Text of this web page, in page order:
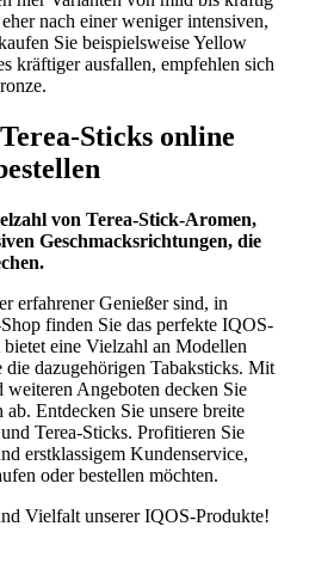
nach einer weniger intensiven,
Sie beispielsweise Yellow
kräftiger ausfallen, empfehlen sich
Sticks online
von Terea-Stick-Aromen,
Geschmacksrichtungen, die
erfahrener Genießer sind, in
finden Sie das perfekte IQOS-
eine Vielzahl an Modellen
dazugehörigen Tabaksticks. Mit
weiteren Angeboten decken Sie
Entdecken Sie unsere breite
Terea-Sticks. Profitieren Sie
erstklassigem Kundenservice,
oder bestellen möchten.
Vielfalt unserer IQOS-Produkte!